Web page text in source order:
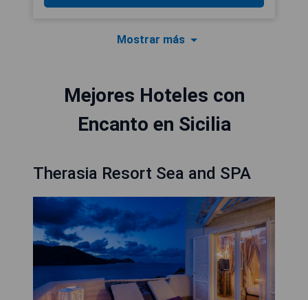
Mostrar más
Mejores Hoteles con
Encanto en Sicilia
Therasia Resort Sea and SPA